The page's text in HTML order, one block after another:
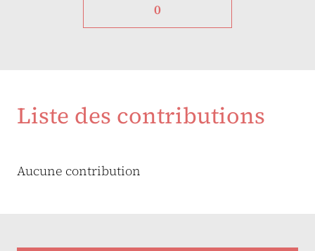
0
Liste des contributions
Aucune contribution